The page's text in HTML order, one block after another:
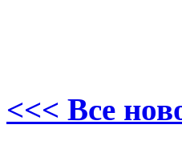
<<< Все